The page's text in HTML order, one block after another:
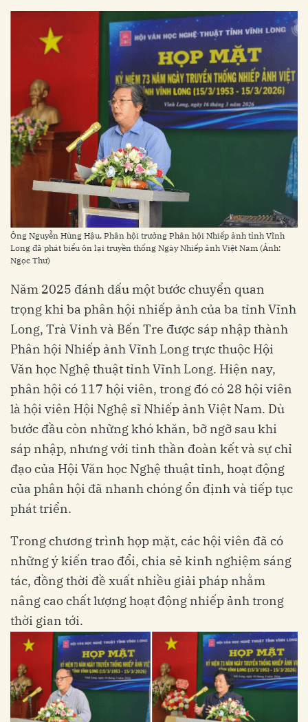
Ông Nguyễn Hùng Hậu, Phân hội trưởng Phân hội Nhiếp ảnh tỉnh Vĩnh
Long đã phát biểu ôn lại truyền thống Ngày Nhiếp ảnh Việt Nam (Ảnh:
Ngọc Thư)
Năm 2025 đánh dấu một bước chuyển quan
trọng khi ba phân hội nhiếp ảnh của ba tỉnh Vĩnh
Long, Trà Vinh và Bến Tre được sáp nhập thành
Phân hội Nhiếp ảnh Vĩnh Long trực thuộc Hội
Văn học Nghệ thuật tỉnh Vĩnh Long. Hiện nay,
phân hội có 117 hội viên, trong đó có 28 hội viên
là hội viên Hội Nghệ sĩ Nhiếp ảnh Việt Nam. Dù
bước đầu còn những khó khăn, bỡ ngỡ sau khi
sáp nhập, nhưng với tinh thần đoàn kết và sự chỉ
đạo của Hội Văn học Nghệ thuật tỉnh, hoạt động
của phân hội đã nhanh chóng ổn định và tiếp tục
phát triển.
Trong chương trình họp mặt, các hội viên đã có
những ý kiến trao đổi, chia sẻ kinh nghiệm sáng
tác, đồng thời đề xuất nhiều giải pháp nhằm
nâng cao chất lượng hoạt động nhiếp ảnh trong
thời gian tới.